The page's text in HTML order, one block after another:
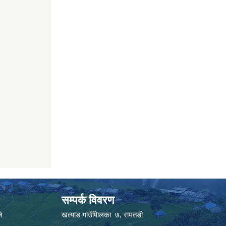
सम्पर्क विवरण
खत्याड गाउँपािलका ७, रामतडी